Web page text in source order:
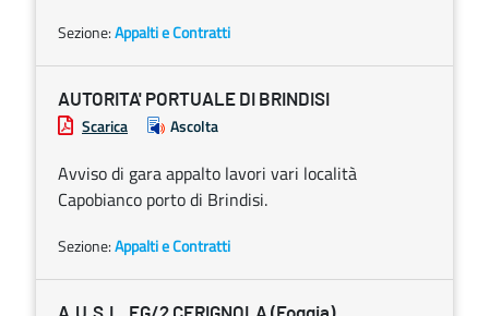
Sezione:Appalti e Contratti
AUTORITA' PORTUALE DI BRINDISI
Scarica Ascolta
Avviso di gara appalto lavori vari località
Capobianco porto di Brindisi.
Sezione:Appalti e Contratti